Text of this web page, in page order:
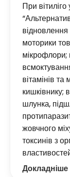
При
моторики
мікрофлори;
вітамінів
кишківнику;
шлунка,
жовчного
токсинів з
Докладніше